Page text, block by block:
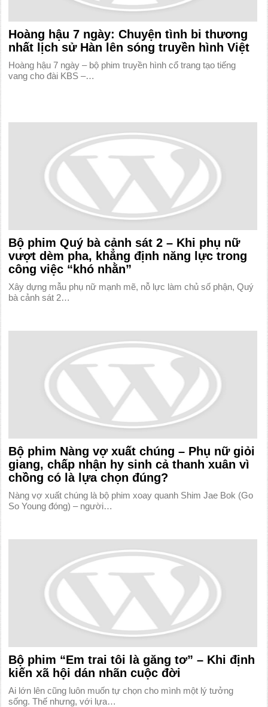
Hoàng hậu 7 ngày: Chuyện tình bi thương
nhất lịch sử Hàn lên sóng truyền hình Việt
Hoàng hậu 7 ngày – bộ phim truyền hình cổ trang tạo tiếng
vang cho đài KBS –…
Bộ phim Quý bà cảnh sát 2 – Khi phụ nữ
vượt dèm pha, khẳng định năng lực trong
công việc “khó nhằn”
Xây dựng mẫu phụ nữ mạnh mẽ, nỗ lực làm chủ số phận, Quý
bà cảnh sát 2…
Bộ phim Nàng vợ xuất chúng – Phụ nữ giỏi
giang, chấp nhận hy sinh cả thanh xuân vì
chồng có là lựa chọn đúng?
Nàng vợ xuất chúng là bộ phim xoay quanh Shim Jae Bok (Go
So Young đóng) – người…
Bộ phim “Em trai tôi là găng tơ” – Khi định
kiến xã hội dán nhãn cuộc đời
Ai lớn lên cũng luôn muốn tự chọn cho mình một lý tưởng
sống. Thế nhưng, với lựa…